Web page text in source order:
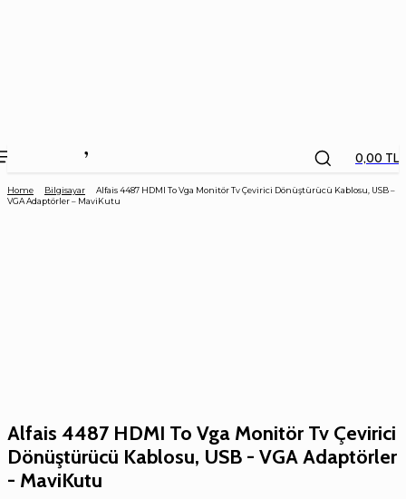
0,00 TL
Home Bilgisayar
Alfais 4487 HDMI To Vga Monitör Tv Çevirici Dönüştürücü Kablosu, USB –
VGA Adaptörler – MaviKutu
Alfais 4487 HDMI To Vga Monitör Tv Çevirici
Dönüştürücü Kablosu, USB - VGA Adaptörler
- MaviKutu